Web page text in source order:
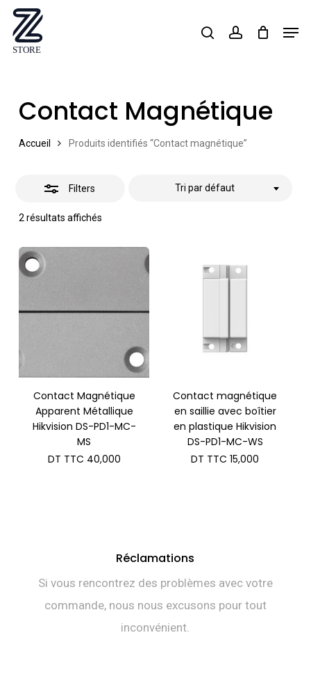
Skip
main
searchaccount
Contact Magnétique
Accueil Produits identifiés “Contact magnétique”
Filters
2 résultats affichés
Tri par défaut
Close
Contact Magnétique
Apparent Métallique
Hikvision DS-PD1-MC-
MS
DT TTC 40,000
Contact magnétique
en saillie avec boîtier
en plastique Hikvision
DS-PD1-MC-WS
DT TTC 15,000
Réclamations
Si vous rencontrez des problèmes avec votre
commande, nous nous excusons pour tout
inconvénient.